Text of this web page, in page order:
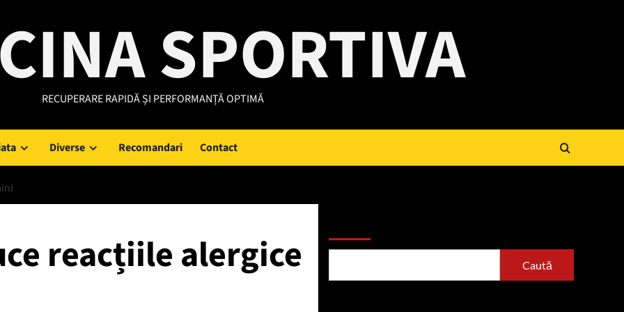
SPORTIVA
RECUPERARE RAPIDĂ ȘI PERFORMANȚĂ OPTIMĂ
Diverse Recomandari Contact
reacțiile alergice Caută